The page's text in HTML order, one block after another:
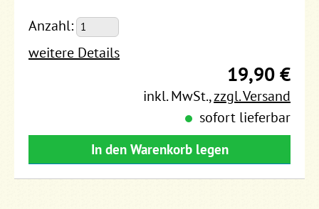
Anzahl:
weitere Details
19,90 €
inkl. MwSt.,zzgl. Versand
sofort lieferbar
In den Warenkorb legen